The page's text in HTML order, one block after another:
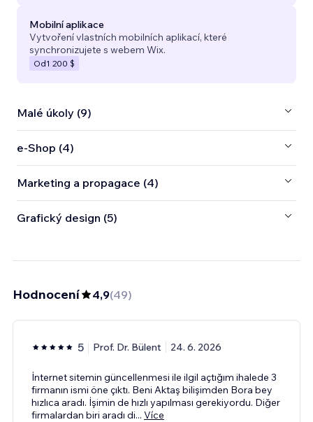
Mobilní aplikace
Vytvoření vlastních mobilních aplikací, které
synchronizujete s webem Wix.
Od1 200 $
Malé úkoly (9)
e‑Shop (4)
Marketing a propagace (4)
Grafický design (5)
Hodnocení 4,9(49)
5 Prof. Dr. Bülent 24. 6. 2026
İnternet sitemin güncellenmesi ile ilgil açtığım ihalede 3
firmanın ismi öne çıktı. Beni Aktaş bilişimden Bora bey
hızlıca aradı. İşimin de hızlı yapılması gerekiyordu. Diğer
firmalardan biri aradı di... Více